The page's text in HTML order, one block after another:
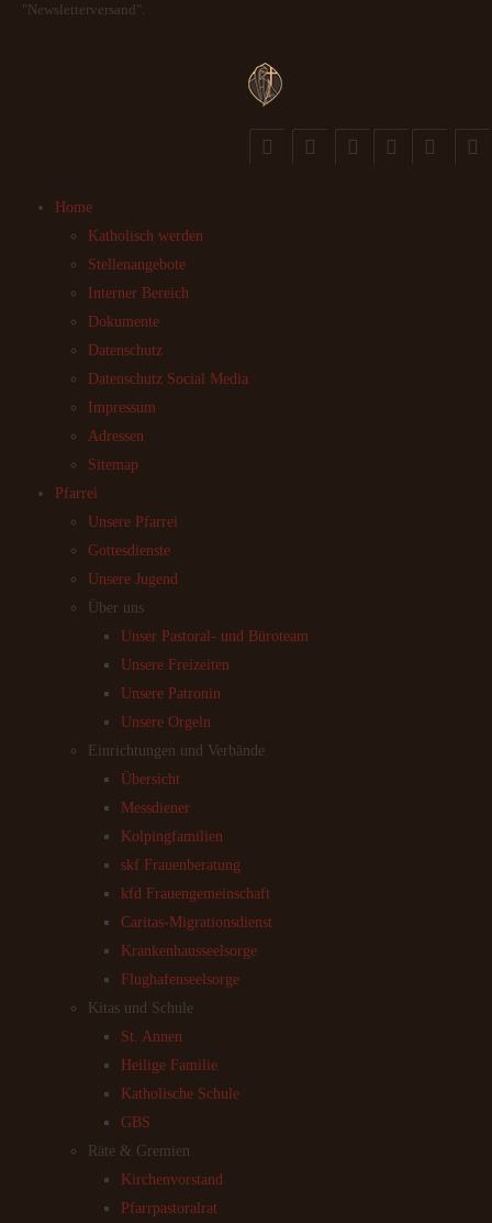
"Newsletterversand".
Home
Katholisch werden
Stellenangebote
Interner Bereich
Dokumente
Datenschutz
Datenschutz Social Media
Impressum
Adressen
Sitemap
Pfarrei
Unsere Pfarrei
Gottesdienste
Unsere Jugend
Über uns
Unser Pastoral- und Büroteam
Unsere Freizeiten
Unsere Patronin
Unsere Orgeln
Einrichtungen und Verbände
Übersicht
Messdiener
Kolpingfamilien
skf Frauenberatung
kfd Frauengemeinschaft
Caritas-Migrationsdienst
Krankenhausseelsorge
Flughafenseelsorge
Kitas und Schule
St. Annen
Heilige Familie
Katholische Schule
GBS
Räte & Gremien
Kirchenvorstand
Pfarrpastoralrat